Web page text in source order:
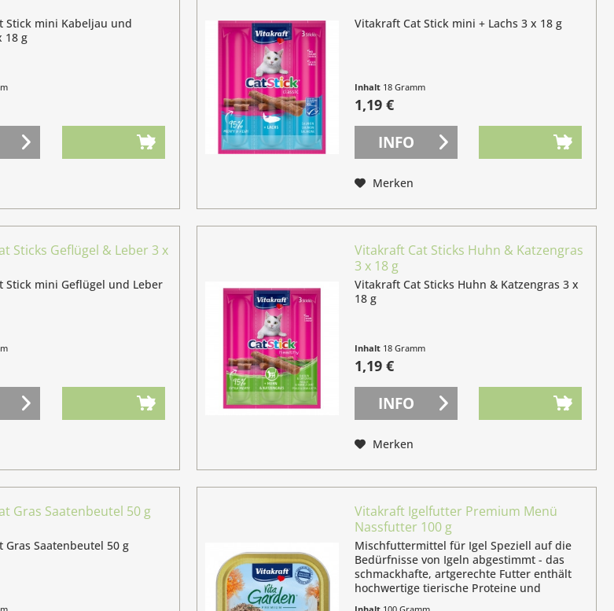
Stick mini Kabeljau und
18 g
Vitakraft Cat Stick mini + Lachs 3 x 18 g
Inhalt 18 Gramm
(6,61 € / 100 Gramm)
1,19 €
INFO
Merken
Sticks Geflügel & Leber 3 x
Stick mini Geflügel und Leber
Vitakraft Cat Sticks Huhn & Katzengras
3 x 18 g
Vitakraft Cat Sticks Huhn & Katzengras 3 x
18 g
Inhalt 18 Gramm
(6,61 € / 100 Gramm)
1,19 €
INFO
Merken
Gras Saatenbeutel 50 g
Gras Saatenbeutel 50 g
Vitakraft Igelfutter Premium Menü
Nassfutter 100 g
Mischfuttermittel für Igel Speziell auf die
Bedürfnisse von Igeln abgestimmt - das
schmackhafte, artgerechte Futter enthält
hochwertige tierische Proteine und